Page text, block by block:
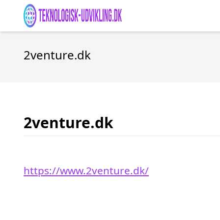
2venture.dk
2venture.dk
https://www.2venture.dk/